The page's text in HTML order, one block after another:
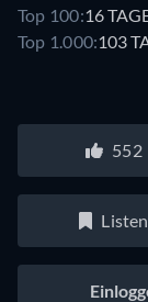
Top 100:16
Top 1.000:103
552
Listen